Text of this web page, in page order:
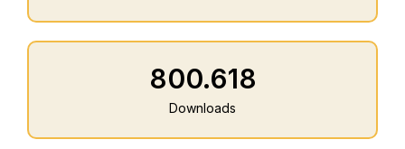
800.618
Downloads